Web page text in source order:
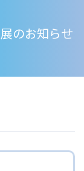
のお知らせ